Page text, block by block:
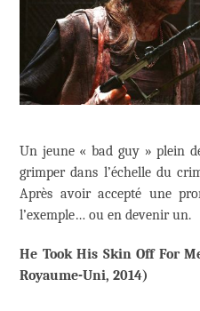
Un jeune « bad guy » plein
grimper dans l’échelle du
Après avoir accepté une
l’exemple… ou en devenir un.
He Took His Skin Off For
Royaume-Uni, 2014)